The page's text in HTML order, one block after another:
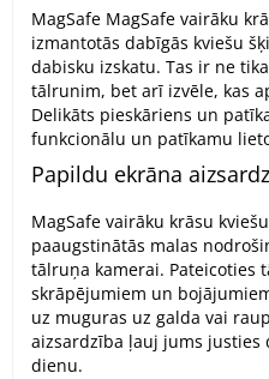
MagSafe MagSafe vairāku
izmantotās dabīgās kviešu
dabisku izskatu. Tas ir ne
tālrunim, bet arī izvēle, kas
Delikāts pieskāriens un
funkcionālu un patīkamu
Papildu ekrāna
MagSafe vairāku krāsu
paaugstinātās malas
tālruņa kamerai. Pateicoties
skrāpējumiem un
uz muguras uz galda vai
aizsardzība ļauj jums
dienu.